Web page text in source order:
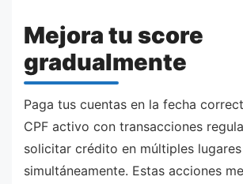
Mejora tu score
gradualmente
Paga tus cuentas en la fecha
CPF activo con transacciones
solicitar crédito en múltiples lugares
simultáneamente. Estas acciones